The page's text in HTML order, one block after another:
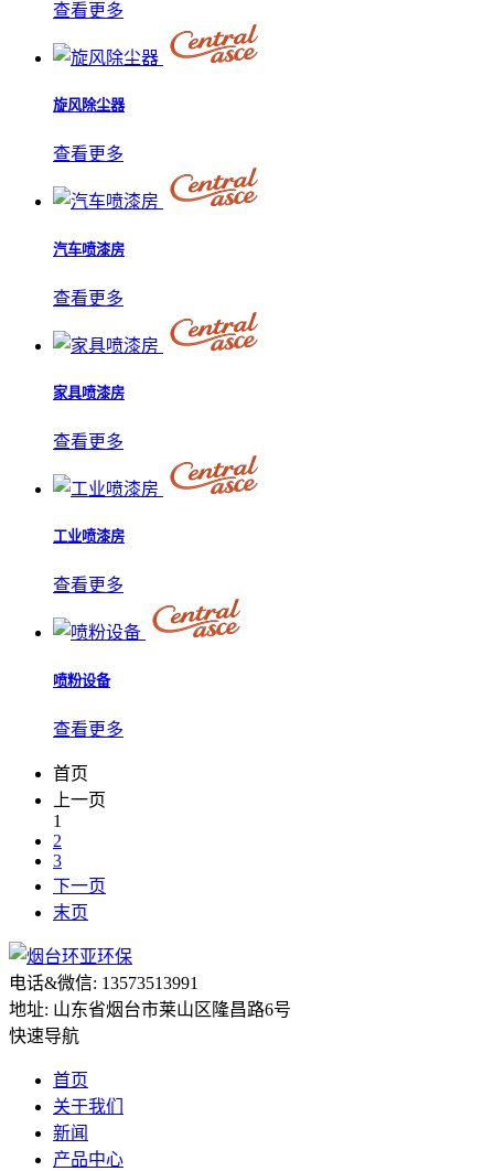
查看更多
旋风除尘器
查看更多
汽车喷漆房
查看更多
家具喷漆房
查看更多
工业喷漆房
查看更多
喷粉设备
查看更多
首页
上一页
1
2
3
下一页
末页
电话&微信: 13573513991
地址: 山东省烟台市莱山区隆昌路6号
快速导航
首页
关于我们
新闻
产品中心